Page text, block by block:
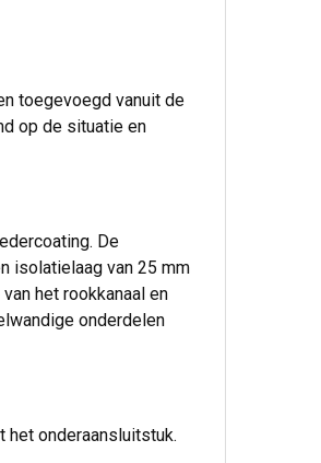
toegevoegd vanuit de
op de situatie en
De
isolatielaag van 25 mm
het rookkanaal en
onderdelen
het onderaansluitstuk.